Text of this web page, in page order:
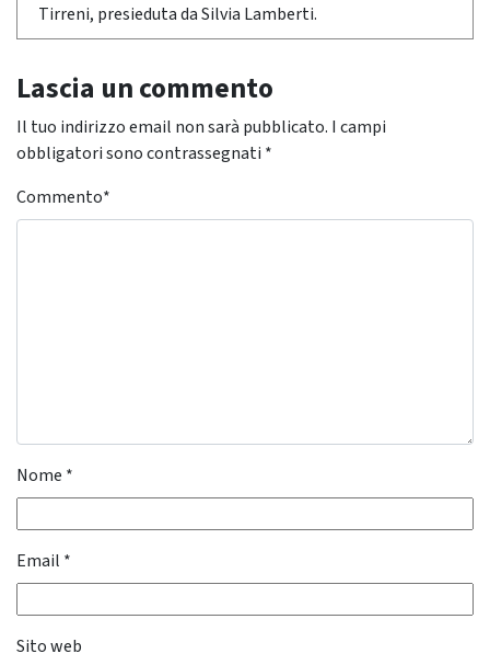
Tirreni, presieduta da Silvia Lamberti.
Lascia un commento
Il tuo indirizzo email non sarà pubblicato. I campi
obbligatori sono contrassegnati *
Commento*
Nome *
Email *
Sito web